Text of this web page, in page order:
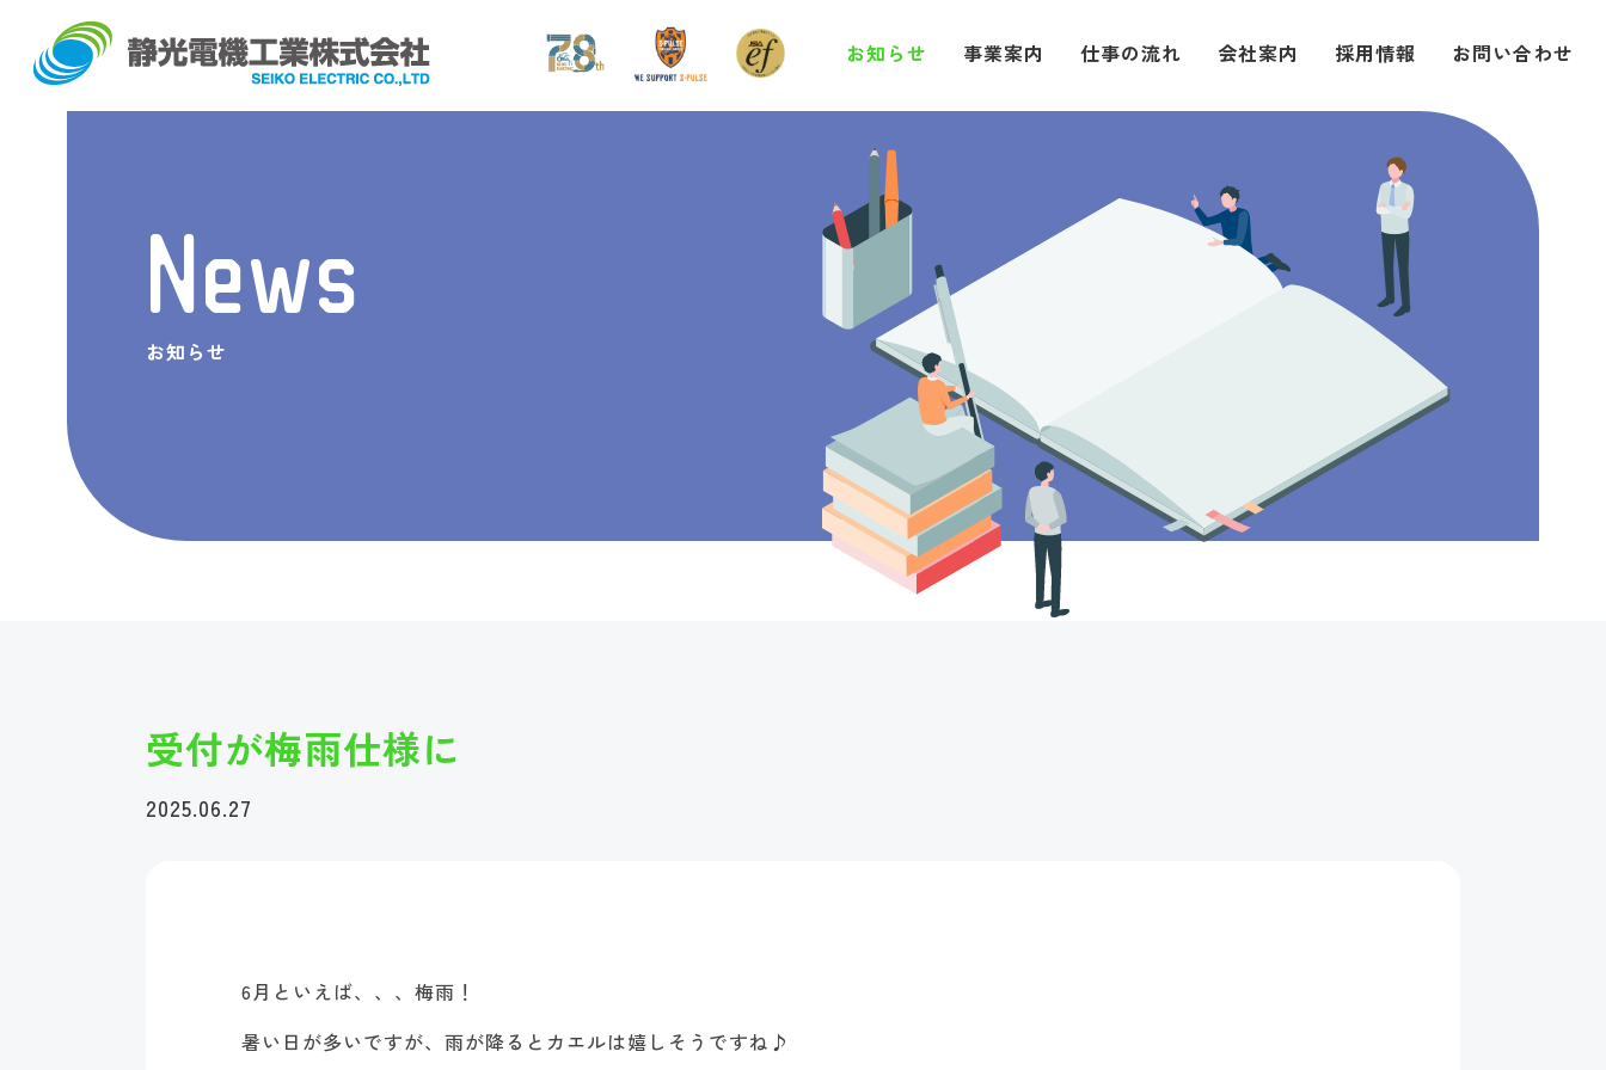
お知らせ 事業案内 仕事の流れ 会社案内 採用情報 お問い合わせ
News
お知らせ
受付が梅雨仕様に
2025.06.27
6月といえば、、、梅雨！
暑い日が多いですが、雨が降るとカエルは嬉しそうですね♪